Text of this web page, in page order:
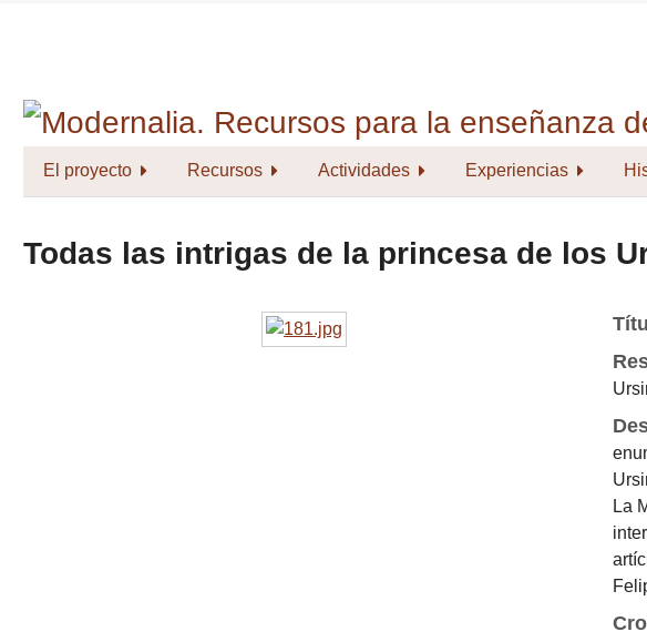
El proyecto Recursos Actividades Experiencias
Todas las intrigas de la princesa de los
La